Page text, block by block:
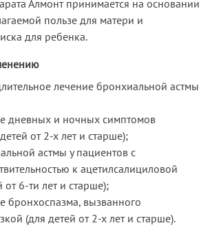
Алмонт принимается на основании
пользе для матери и
для ребенка.
лечение бронхиальной астмы
дневных и ночных симптомов
от 2-х лет и старше);
астмы у пациентов с
к ацетилсалициловой
от 6-ти лет и старше);
бронхоспазма, вызванного
(для детей от 2-х лет и старше).